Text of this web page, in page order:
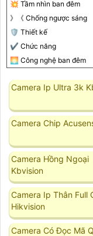
💥 Tầm nhìn ban đêm
》《 Chống ngược sáng
🛡 Thiết kế
✔️ Chức năng
🌅 Công nghệ ban đêm
Camera Ip Ultra 3k
Camera Chip
Camera Hồng Ngoại
Kbvision
Camera Ip Thân Full
Hikvision
Camera Có Đọc Mã